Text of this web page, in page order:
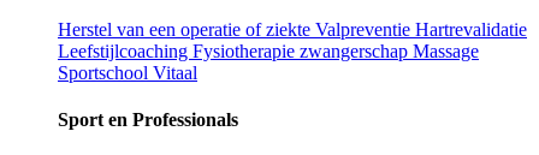
Herstel van een operatie of ziekte Valpreventie Hartrevalidatie
Leefstijlcoaching Fysiotherapie zwangerschap Massage
Sportschool Vitaal
Sport en Professionals